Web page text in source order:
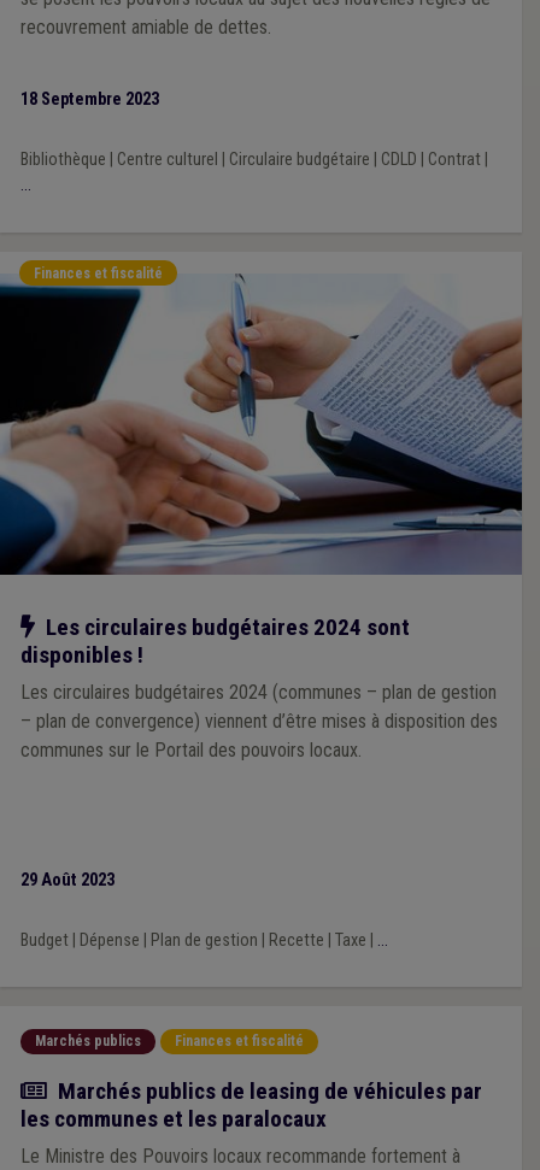
recouvrement amiable de dettes.
18 Septembre 2023
Bibliothèque Centre culturel Circulaire budgétaire CDLD Contrat|
...
Finances et fiscalité
Notre action
Les circulaires budgétaires 2024 sont
disponibles !
Les circulaires budgétaires 2024 (communes – plan de gestion
– plan de convergence) viennent d’être mises à disposition des
communes sur le Portail des pouvoirs locaux.
29 Août 2023
Budget| Dépense Plan de gestion Recette Taxe ...
Marchés publics Finances et fiscalité
Actualité
Marchés publics de leasing de véhicules par
les communes et les paralocaux
Le Ministre des Pouvoirs locaux recommande fortement à